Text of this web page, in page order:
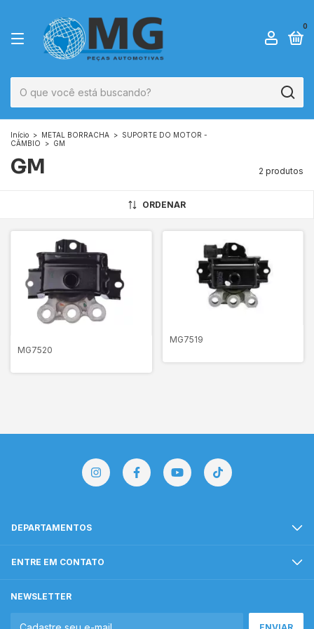
0
Início > METAL BORRACHA > SUPORTE DO MOTOR -
CÂMBIO
> GM
GM 2 produtos
ORDENAR
MG7520
MG7519
DEPARTAMENTOS
ENTRE EM CONTATO
NEWSLETTER